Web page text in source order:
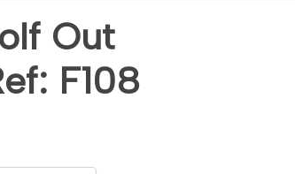
Out
F108